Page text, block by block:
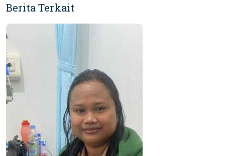
Berita Terkait